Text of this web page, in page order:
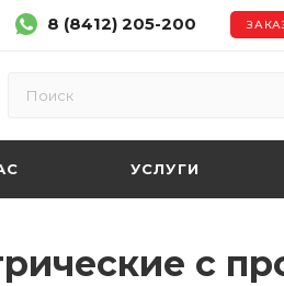
8 (8412) 205-200
УСЛУГИ
с